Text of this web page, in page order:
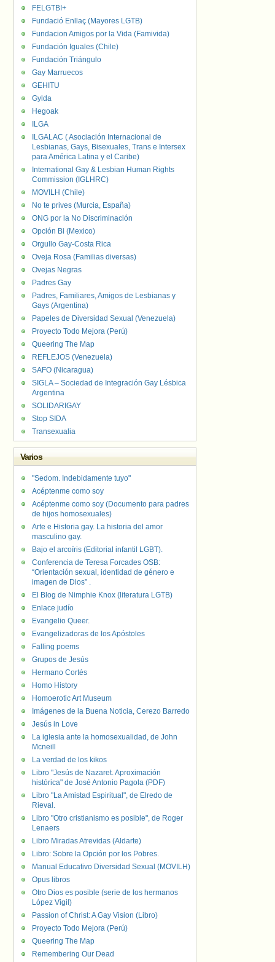
FELGTBI+
Fundació Enllaç (Mayores LGTB)
Fundacion Amigos por la Vida (Famivida)
Fundación Iguales (Chile)
Fundación Triángulo
Gay Marruecos
GEHITU
Gylda
Hegoak
ILGA
ILGALAC ( Asociación Internacional de
Lesbianas, Gays, Bisexuales, Trans e Intersex
para América Latina y el Caribe)
International Gay & Lesbian Human Rights
Commission (IGLHRC)
MOVILH (Chile)
No te prives (Murcia, España)
ONG por la No Discriminación
Opción Bi (Mexico)
Orgullo Gay-Costa Rica
Oveja Rosa (Familias diversas)
Ovejas Negras
Padres Gay
Padres, Familiares, Amigos de Lesbianas y
Gays (Argentina)
Papeles de Diversidad Sexual (Venezuela)
Proyecto Todo Mejora (Perú)
Queering The Map
REFLEJOS (Venezuela)
SAFO (Nicaragua)
SIGLA – Sociedad de Integración Gay Lésbica
Argentina
SOLIDARIGAY
Stop SIDA
Transexualia
Varios
"Sedom. Indebidamente tuyo"
Acéptenme como soy
Acéptenme como soy (Documento para padres
de hijos homosexuales)
Arte e Historia gay. La historia del amor
masculino gay.
Bajo el arcoíris (Editorial infantil LGBT).
Conferencia de Teresa Forcades OSB:
“Orientación sexual, identidad de género e
imagen de Dios” .
El Blog de Nimphie Knox (literatura LGTB)
Enlace judío
Evangelio Queer.
Evangelizadoras de los Apóstoles
Falling poems
Grupos de Jesús
Hermano Cortés
Homo History
Homoerotic Art Museum
Imágenes de la Buena Noticia, Cerezo Barredo
Jesús in Love
La iglesia ante la homosexualidad, de John
Mcneill
La verdad de los kikos
Libro "Jesús de Nazaret. Aproximación
histórica" de José Antonio Pagola (PDF)
Libro "La Amistad Espiritual", de Elredo de
Rieval.
Libro "Otro cristianismo es posible", de Roger
Lenaers
Libro Miradas Atrevidas (Aldarte)
Libro: Sobre la Opción por los Pobres.
Manual Educativo Diversidad Sexual (MOVILH)
Opus libros
Otro Dios es posible (serie de los hermanos
López Vigil)
Passion of Christ: A Gay Vision (Libro)
Proyecto Todo Mejora (Perú)
Queering The Map
Remembering Our Dead